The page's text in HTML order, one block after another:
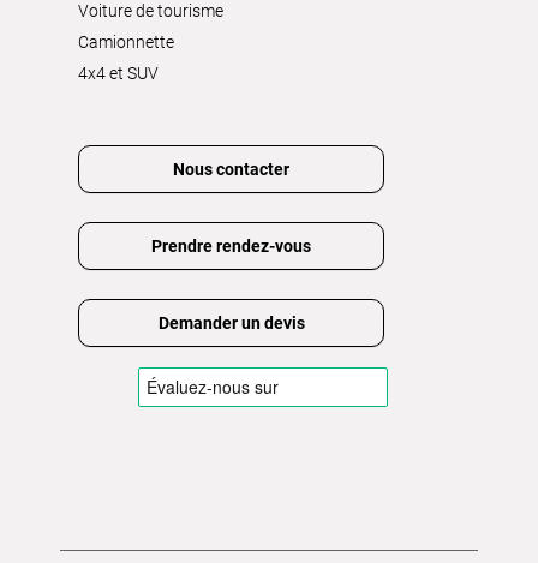
Voiture de tourisme
Camionnette
4x4 et SUV
Nous contacter
Prendre rendez-vous
Demander un devis